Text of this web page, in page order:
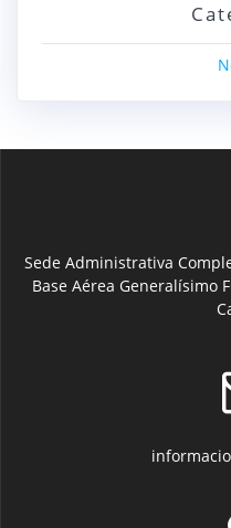
Sede Administrativa
Base Aérea Generalísimo